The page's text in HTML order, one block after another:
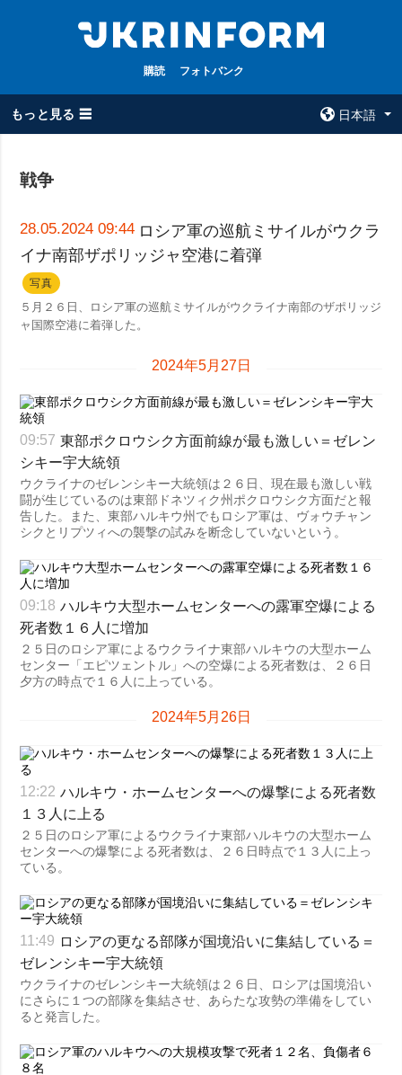
購読 フォトバンク
もっと見る ☰
日本語
戦争
被占領地
政治
経済・復興
スポーツ
事故・緊急事態
ルム
ウクルインフォル
ムについて
コンタクト
追加
特集
写真
動画
サービス
購読
戦争
28.05.2024 09:44 ロシア軍の巡航ミサイルがウクラ
イナ南部ザポリッジャ空港に着弾
写真
５月２６日、ロシア軍の巡航ミサイルがウクライナ南部のザポリッジ
ャ国際空港に着弾した。
2024年5月27日
09:57 東部ポクロウシク方面前線が最も激しい＝ゼレン
シキー宇大統領
ウクライナのゼレンシキー大統領は２６日、現在最も激しい戦
闘が生じているのは東部ドネツィク州ポクロウシク方面だと報
告した。また、東部ハルキウ州でもロシア軍は、ヴォウチャン
シクとリプツィへの襲撃の試みを断念していないという。
09:18 ハルキウ大型ホームセンターへの露軍空爆による
死者数１６人に増加
２５日のロシア軍によるウクライナ東部ハルキウの大型ホーム
センター「エピツェントル」への空爆による死者数は、２６日
夕方の時点で１６人に上っている。
2024年5月26日
12:22 ハルキウ・ホームセンターへの爆撃による死者数
１３人に上る
２５日のロシア軍によるウクライナ東部ハルキウの大型ホーム
センターへの爆撃による死者数は、２６日時点で１３人に上っ
ている。
11:49 ロシアの更なる部隊が国境沿いに集結している＝
ゼレンシキー宇大統領
ウクライナのゼレンシキー大統領は２６日、ロシアは国境沿い
にさらに１つの部隊を集結させ、あらたな攻勢の準備をしてい
ると発言した。